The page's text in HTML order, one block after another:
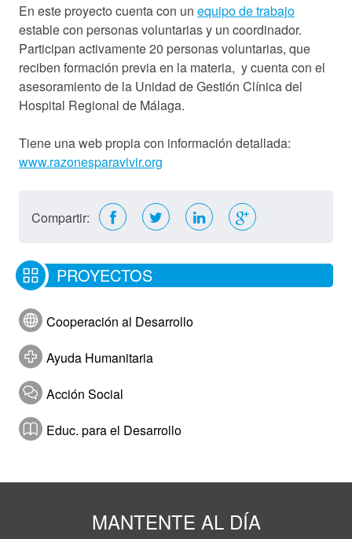
En este proyecto cuenta con un equipo de trabajo
estable con personas voluntarias y un coordinador.
Participan activamente 20 personas voluntarias, que
reciben formación previa en la materia, y cuenta con el
asesoramiento de la Unidad de Gestión Clínica del
Hospital Regional de Málaga.
Tiene una web propia con información detallada:
www.razonesparavivir.org
Compartir:
PROYECTOS
Cooperación al Desarrollo
Ayuda Humanitaria
Acción Social
Educ. para el Desarrollo
MANTENTE AL DÍA